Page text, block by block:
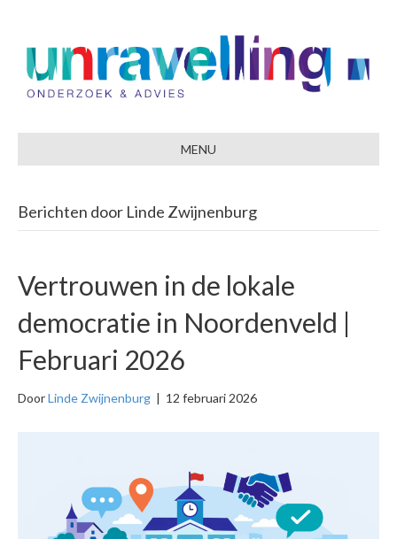
MENU
Berichten door Linde Zwijnenburg
Vertrouwen in de lokale
democratie in Noordenveld |
Februari 2026
DoorLinde Zwijnenburg | 12 februari 2026